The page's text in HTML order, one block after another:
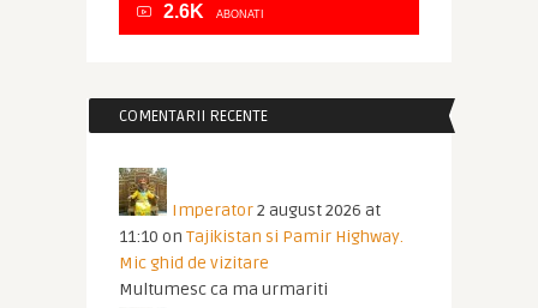
2.6K ABONATI
COMENTARII RECENTE
Imperator2 august 2026 at
11:10 on Tajikistan si Pamir Highway.
Mic ghid de vizitare
Multumesc ca ma urmariti